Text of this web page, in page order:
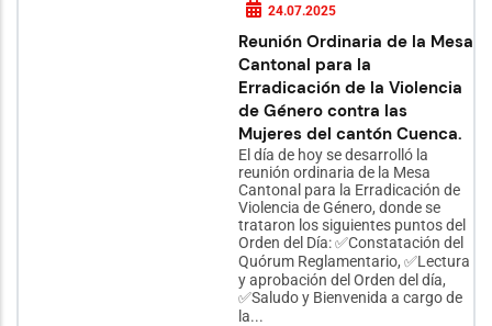
24.07.2025
Reunión Ordinaria de la Mesa
Cantonal para la
Erradicación de la Violencia
de Género contra las
Mujeres del cantón Cuenca.
El día de hoy se desarrolló la
reunión ordinaria de la Mesa
Cantonal para la Erradicación de
Violencia de Género, donde se
trataron los siguientes puntos del
Orden del Día: ✅Constatación del
Quórum Reglamentario, ✅Lectura
y aprobación del Orden del día,
✅Saludo y Bienvenida a cargo de
la...